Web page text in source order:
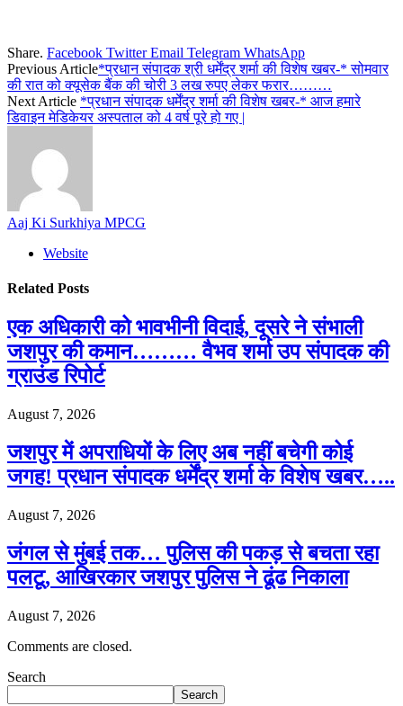
Share. Facebook Twitter Email Telegram WhatsApp
Previous Article*प्रधान संपादक श्री धर्मेंद्र शर्मा की विशेष खबर-* सोमवार
की रात को क्यूसेक बैंक की चोरी 3 लख रुपए लेकर फरार………
Next Article *प्रधान संपादक धर्मेंद्र शर्मा की विशेष खबर-* आज हमारे
डिवाइन मेडिकेयर अस्पताल को 4 वर्ष पूरे हो गए |
Aaj Ki Surkhiya MPCG
Website
Related Posts
एक अधिकारी को भावभीनी विदाई, दूसरे ने संभाली
जशपुर की कमान……… वैभव शर्मा उप संपादक की
ग्राउंड रिपोर्ट
August 7, 2026
जशपुर में अपराधियों के लिए अब नहीं बचेगी कोई
जगह! प्रधान संपादक धर्मेंद्र शर्मा के विशेष खबर…..
August 7, 2026
जंगल से मुंबई तक… पुलिस की पकड़ से बचता रहा
पलटू, आखिरकार जशपुर पुलिस ने ढूंढ निकाला
August 7, 2026
Comments are closed.
Search
Search